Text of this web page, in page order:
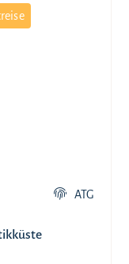
ATG